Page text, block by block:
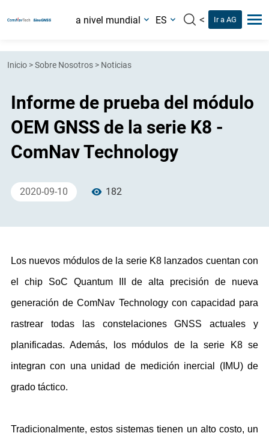
a nivel mundial ES < Ir a AG
Inicio >Sobre Nosotros > Noticias
Informe de prueba del módulo
OEM GNSS de la serie K8 -
ComNav Technology
2020-09-10 182
Los nuevos módulos de la serie K8 lanzados cuentan con
el chip SoC Quantum III de alta precisión de nueva
generación de ComNav Technology con capacidad para
rastrear todas las constelaciones GNSS actuales y
planificadas. Además, los módulos de la serie K8 se
integran con una unidad de medición inercial (IMU) de
grado táctico.
Tradicionalmente, estos sistemas tienen un alto costo, un